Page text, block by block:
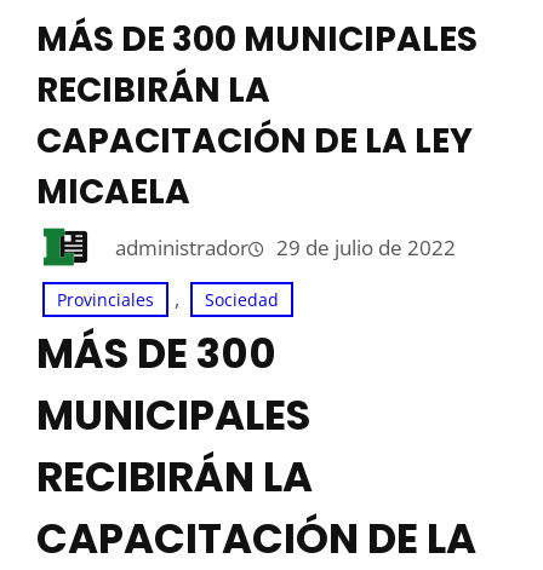
MÁS DE 300 MUNICIPALES
RECIBIRÁN LA
CAPACITACIÓN DE LA LEY
MICAELA
administrador 29 de julio de 2022
Provinciales , Sociedad
MÁS DE 300
MUNICIPALES
RECIBIRÁN LA
CAPACITACIÓN DE LA